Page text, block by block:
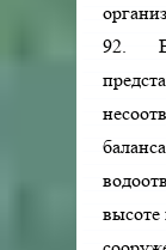
92. В
высоте